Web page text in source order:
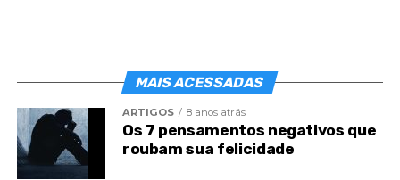
MAIS ACESSADAS
ARTIGOS 8 anos atrás
Os 7 pensamentos negativos que
roubam sua felicidade